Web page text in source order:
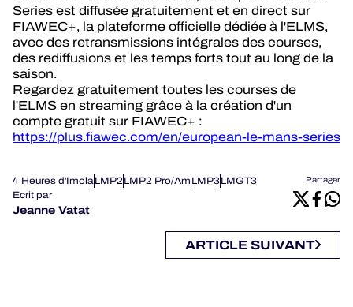
Series est diffusée gratuitement et en direct sur
FIAWEC+, la plateforme officielle dédiée à l'ELMS,
avec des retransmissions intégrales des courses,
des rediffusions et les temps forts tout au long de la
saison.
Regardez gratuitement toutes les courses de
l'ELMS en streaming grâce à la création d'un
compte gratuit sur FIAWEC+ :
https://plus.fiawec.com/en/european-le-mans-series
4 Heures d'ImolaLMP2LMP2 Pro/AmLMP3LMGT3
Ecrit par
Jeanne Vatat
Partager
ARTICLE SUIVANT